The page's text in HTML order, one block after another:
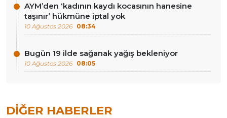
AYM’den ‘kadının kaydı kocasının hanesine
taşınır’ hükmüne iptal yok
10 Ağustos 2026 08:34
Bugün 19 ilde sağanak yağış bekleniyor
10 Ağustos 2026 08:05
DIĞER HABERLER